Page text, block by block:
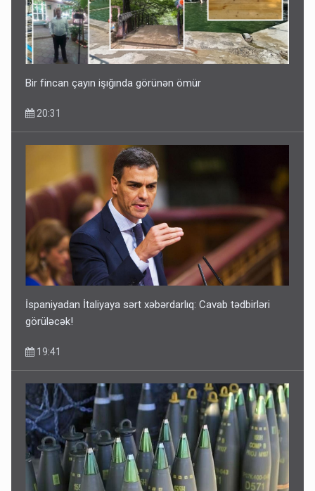
Bir fincan çayın işığında görünən ömür
20:31
İspaniyadan İtaliyaya sərt xəbərdarlıq: Cavab tədbirləri
görüləcək!
19:41